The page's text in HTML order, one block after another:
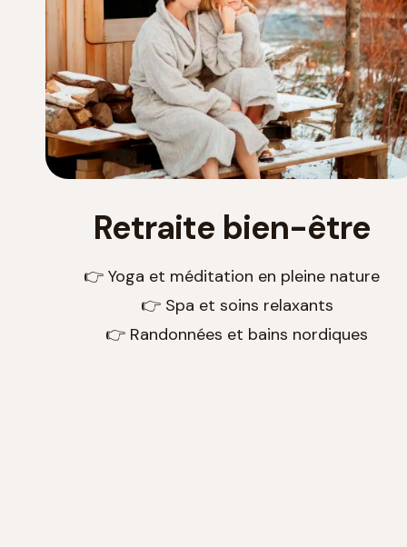
Retraite bien-être
👉 Yoga et méditation en pleine nature
👉 Spa et soins relaxants
👉 Randonnées et bains nordiques